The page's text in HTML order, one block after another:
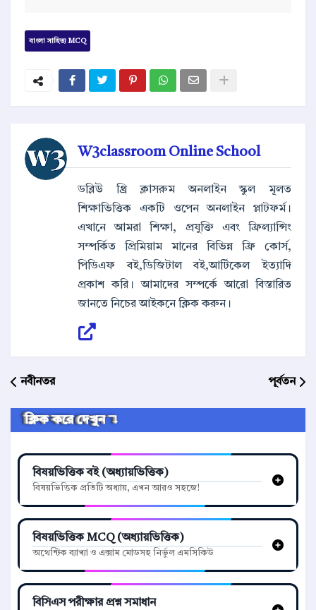
বাংলা সাহিত্য MCQ
W3classroom Online School
ডব্লিউ থ্রি ক্লাসরুম অনলাইন স্কুল মূলত
শিক্ষাভিত্তিক একটি ওপেন অনলাইন প্লাটফর্ম।
এখানে আমরা শিক্ষা, প্রযুক্তি এবং ফ্রিল্যান্সিং
সম্পর্কিত প্রিমিয়াম মানের বিভিন্ন ফ্রি কোর্স,
পিডিএফ বই,ডিজিটাল বই,আর্টিকেল ইত্যাদি
প্রকাশ করি। আমাদের সম্পর্কে আরো বিস্তারিত
জানতে নিচের আইকনে ক্লিক করুন।
নবীনতর পূর্বতন
ক্লিক করে দেখুন ↴
বিষয়ভিত্তিক বই (অধ্যায়ভিত্তিক)
বিষয়ভিত্তিক প্রতিটি অধ্যায়, এখন আরও সহজে!
বিষয়ভিত্তিক MCQ (অধ্যায়ভিত্তিক)
অথেন্টিক ব্যাখ্যা ও এক্সাম মোডসহ নির্ভুল এমসিকিউ
বিসিএস পরীক্ষার প্রশ্ন সমাধান